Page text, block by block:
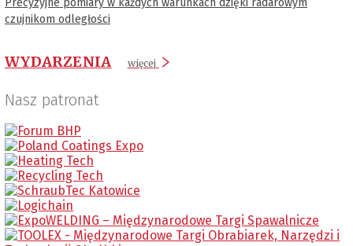
czujnikom odległości
WYDARZENIA więcej
Nasz patronat